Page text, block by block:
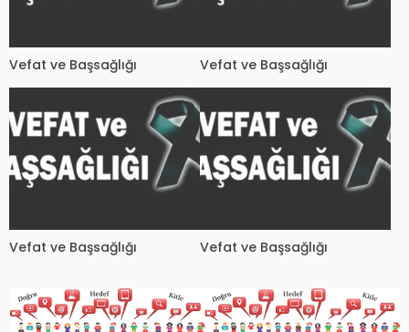
Vefat ve Başsağlığı Vefat ve Başsağlığı
Vefat ve Başsağlığı Vefat ve Başsağlığı